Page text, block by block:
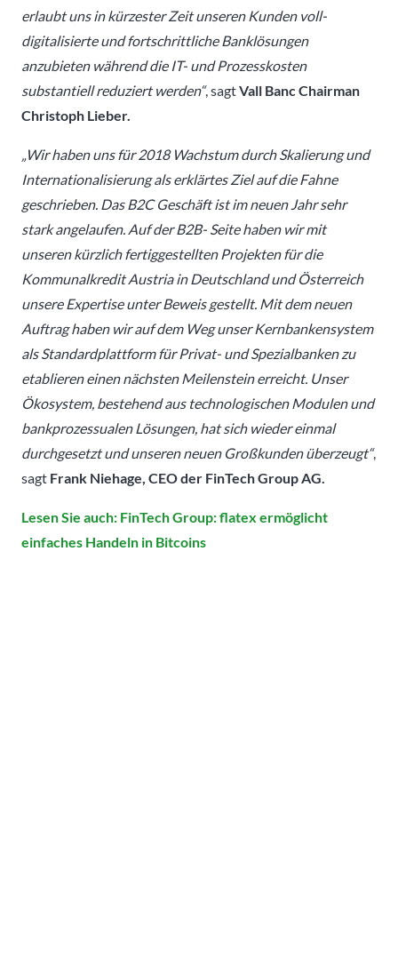
erlaubt uns in kürzester Zeit unseren Kunden voll-
digitalisierte und fortschrittliche Banklösungen
anzubieten während die IT- und Prozesskosten
substantiell reduziert werden“, sagtVall Banc Chairman
Christoph Lieber.
„Wir haben uns für 2018 Wachstum durch Skalierung und
Internationalisierung als erklärtes Ziel auf die Fahne
geschrieben. Das B2C Geschäft ist im neuen Jahr sehr
stark angelaufen. Auf der B2B- Seite haben wir mit
unseren kürzlich fertiggestellten Projekten für die
Kommunalkredit Austria in Deutschland und Österreich
unsere Expertise unter Beweis gestellt. Mit dem neuen
Auftrag haben wir auf dem Weg unser Kernbankensystem
als Standardplattform für Privat- und Spezialbanken zu
etablieren einen nächsten Meilenstein erreicht. Unser
Ökosystem, bestehend aus technologischen Modulen und
bankprozessualen Lösungen, hat sich wieder einmal
durchgesetzt und unseren neuen Großkunden überzeugt“,
sagt Frank Niehage, CEO der FinTech Group AG.
Lesen Sie auch: FinTech Group: flatex ermöglicht
einfaches Handeln in Bitcoins